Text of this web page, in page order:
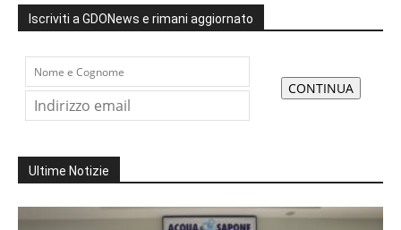
Iscriviti a GDONews e rimani aggiornato
Ultime Notizie